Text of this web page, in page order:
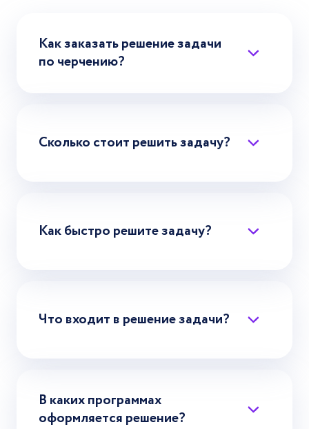
Как заказать решение задачи
по черчению?
Сколько стоит решить задачу?
Как быстро решите задачу?
Что входит в решение задачи?
В каких программах
оформляется решение?